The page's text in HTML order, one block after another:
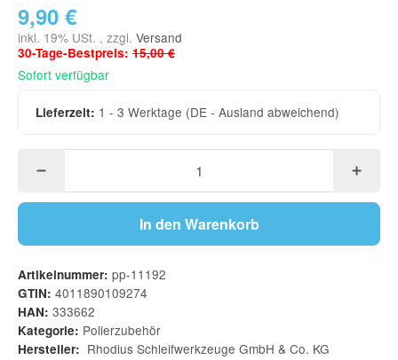
9,90 €
inkl. 19% USt. , zzgl. Versand
30-Tage-Bestpreis: 15,00 €
Sofort verfügbar
Lieferzeit: 1 - 3 Werktage (DE - Ausland abweichend)
In den Warenkorb
Artikelnummer: pp-11192
GTIN: 4011890109274
HAN: 333662
Kategorie: Polierzubehör
Hersteller: Rhodius Schleifwerkzeuge GmbH & Co. KG